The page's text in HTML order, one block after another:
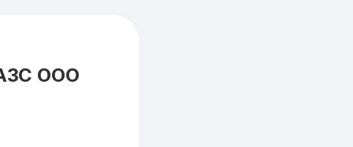
АЗС ООО